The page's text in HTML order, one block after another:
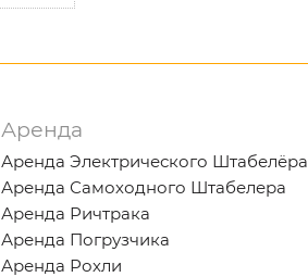
Аренда
Аренда Электрического Штабелёра
Аренда Самоходного Штабелера
Аренда Ричтрака
Аренда Погрузчика
Аренда Рохли